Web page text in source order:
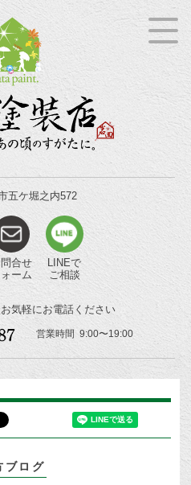
五ケ堀之内572
合せ
ーム
LINEで
ご相談
お気軽にお電話ください
営業時間 9:00〜19:00
ブログ